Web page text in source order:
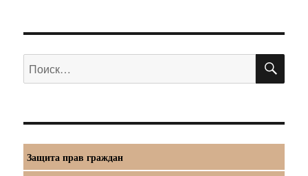
Искать:
Защита прав граждан